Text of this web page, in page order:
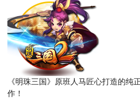
《明珠三国》原班人马匠心打造的纯
作！